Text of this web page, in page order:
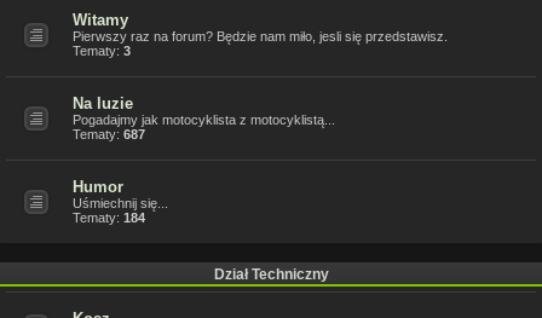
Witamy
Pierwszy raz na forum? Będzie nam miło, jesli się przedstawisz.
Tematy: 3
Na luzie
Pogadajmy jak motocyklista z motocyklistą...
Tematy: 687
Humor
Uśmiechnij się...
Tematy: 184
Dział Techniczny